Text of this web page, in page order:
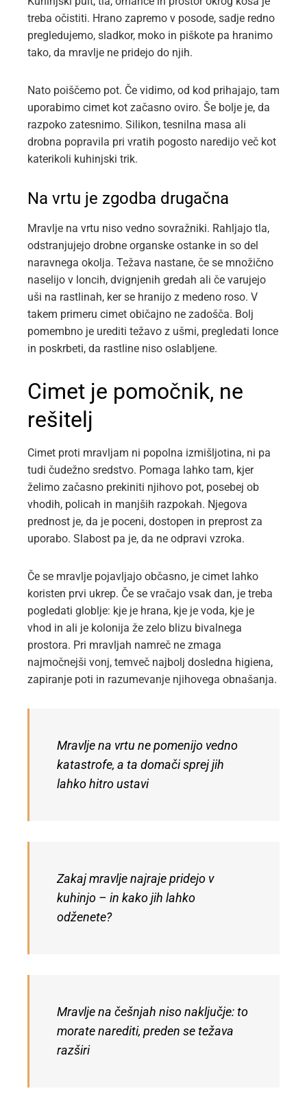
treba očistiti. Hrano zapremo v posode, sadje redno
pregledujemo, sladkor, moko in piškote pa hranimo
tako, da mravlje ne pridejo do njih.
Nato poiščemo pot. Če vidimo, od kod prihajajo, tam
uporabimo cimet kot začasno oviro. Še bolje je, da
razpoko zatesnimo. Silikon, tesnilna masa ali
drobna popravila pri vratih pogosto naredijo več kot
katerikoli kuhinjski trik.
Na vrtu je zgodba drugačna
Mravlje na vrtu niso vedno sovražniki. Rahljajo tla,
odstranjujejo drobne organske ostanke in so del
naravnega okolja. Težava nastane, če se množično
naselijo v loncih, dvignjenih gredah ali če varujejo
uši na rastlinah, ker se hranijo z medeno roso. V
takem primeru cimet običajno ne zadošča. Bolj
pomembno je urediti težavo z ušmi, pregledati lonce
in poskrbeti, da rastline niso oslabljene.
Cimet je pomočnik, ne
rešitelj
Cimet proti mravljam ni popolna izmišljotina, ni pa
tudi čudežno sredstvo. Pomaga lahko tam, kjer
želimo začasno prekiniti njihovo pot, posebej ob
vhodih, policah in manjših razpokah. Njegova
prednost je, da je poceni, dostopen in preprost za
uporabo. Slabost pa je, da ne odpravi vzroka.
Če se mravlje pojavljajo občasno, je cimet lahko
koristen prvi ukrep. Če se vračajo vsak dan, je treba
pogledati globlje: kje je hrana, kje je voda, kje je
vhod in ali je kolonija že zelo blizu bivalnega
prostora. Pri mravljah namreč ne zmaga
najmočnejši vonj, temveč najbolj dosledna higiena,
zapiranje poti in razumevanje njihovega obnašanja.
Mravlje na vrtu ne pomenijo vedno
katastrofe, a ta domači sprej jih
lahko hitro ustavi
Zakaj mravlje najraje pridejo v
kuhinjo – in kako jih lahko
odženete?
Mravlje na češnjah niso naključje: to
morate narediti, preden se težava
razširi